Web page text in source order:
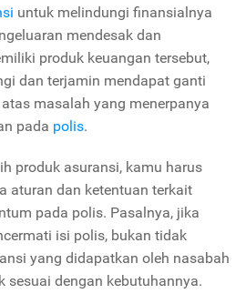
untuk melindungi finansialnya
mendesak dan
produk keuangan tersebut,
dan terjamin mendapat ganti
masalah yang menerpanya
pada polis.
produk asuransi, kamu harus
aturan dan ketentuan terkait
pada polis. Pasalnya, jika
isi polis, bukan tidak
yang didapatkan oleh nasabah
sesuai dengan kebutuhannya.